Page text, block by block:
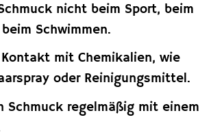
nicht beim Sport, beim
Schwimmen.
mit Chemikalien, wie
oder Reinigungsmittel.
Schmuck regelmäßig mit einem